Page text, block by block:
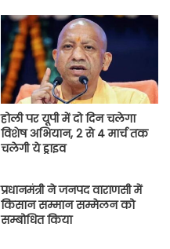
होली पर यूपी में दो दिन चलेगा
विशेष अभियान, 2 से 4 मार्च तक
चलेगी ये ड्राइव
प्रधानमंत्री ने जनपद वाराणसी में
किसान सम्मान सम्मेलन को
सम्बोधित किया